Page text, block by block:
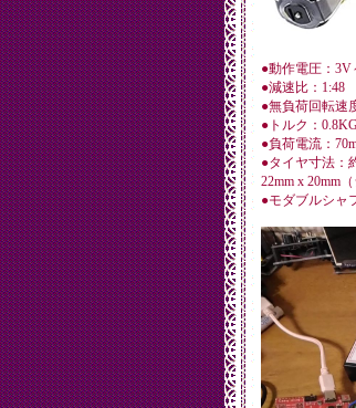
●動作電圧：3V
●減速比：1:48
●無負荷回転速
●トルク：
●負荷電流：
●タイヤ寸法：
22mm x 20mm
●モダブルシャ